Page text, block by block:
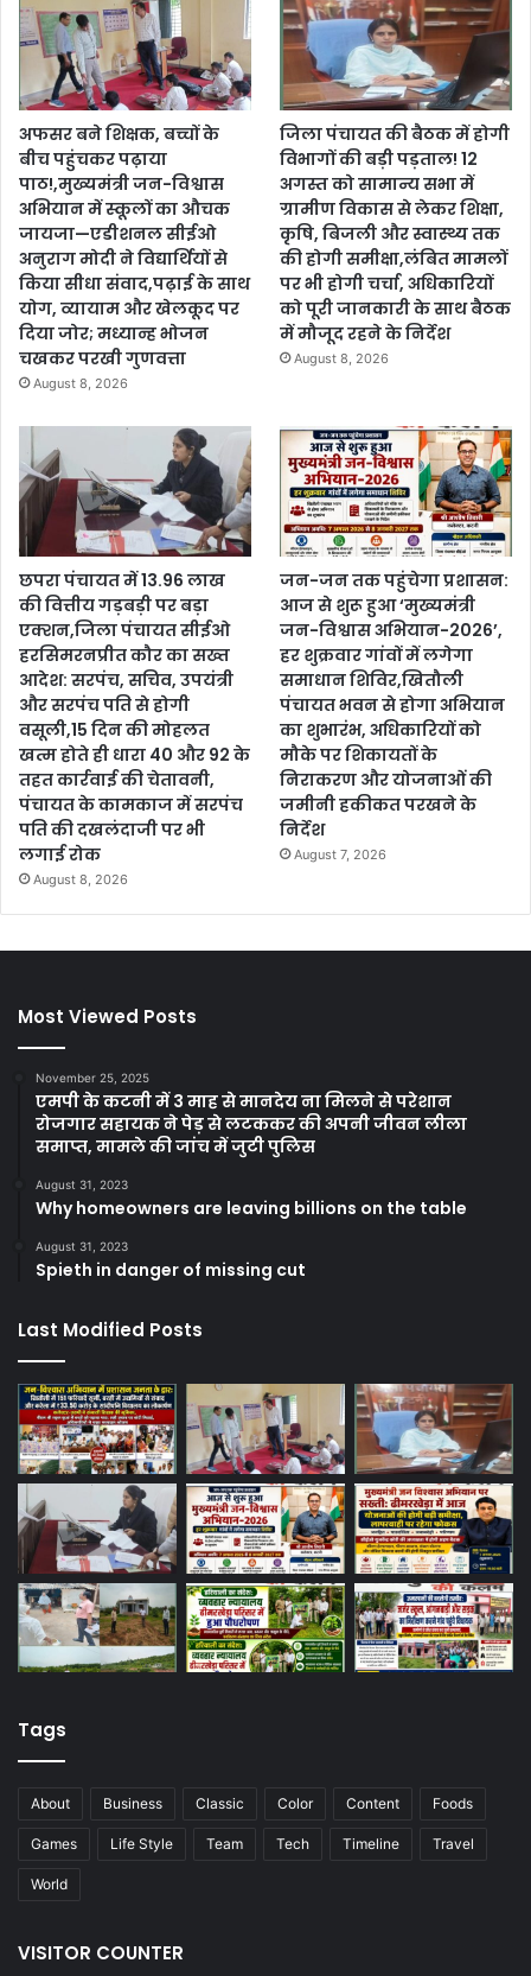
अफसर बने शिक्षक, बच्चों के
बीच पहुंचकर पढ़ाया
पाठ!,मुख्यमंत्री जन-विश्वास
अभियान में स्कूलों का औचक
जायजा—एडीशनल सीईओ
अनुराग मोदी ने विद्यार्थियों से
किया सीधा संवाद,पढ़ाई के साथ
योग, व्यायाम और खेलकूद पर
दिया जोर; मध्यान्ह भोजन
चखकर परखी गुणवत्ता
August 8, 2026
जिला पंचायत की बैठक में होगी
विभागों की बड़ी पड़ताल! 12
अगस्त को सामान्य सभा में
ग्रामीण विकास से लेकर शिक्षा,
कृषि, बिजली और स्वास्थ्य तक
की होगी समीक्षा,लंबित मामलों
पर भी होगी चर्चा, अधिकारियों
को पूरी जानकारी के साथ बैठक
में मौजूद रहने के निर्देश
August 8, 2026
छपरा पंचायत में 13.96 लाख
की वित्तीय गड़बड़ी पर बड़ा
एक्शन,जिला पंचायत सीईओ
हरसिमरनप्रीत कौर का सख्त
आदेश: सरपंच, सचिव, उपयंत्री
और सरपंच पति से होगी
वसूली,15 दिन की मोहलत
खत्म होते ही धारा 40 और 92 के
तहत कार्रवाई की चेतावनी,
पंचायत के कामकाज में सरपंच
पति की दखलंदाजी पर भी
लगाई रोक
August 8, 2026
जन-जन तक पहुंचेगा प्रशासन:
आज से शुरू हुआ ‘मुख्यमंत्री
जन-विश्वास अभियान-2026’,
हर शुक्रवार गांवों में लगेगा
समाधान शिविर,खितौली
पंचायत भवन से होगा अभियान
का शुभारंभ, अधिकारियों को
मौके पर शिकायतों के
निराकरण और योजनाओं की
जमीनी हकीकत परखने के
निर्देश
August 7, 2026
Most Viewed Posts
November 25, 2025
एमपी के कटनी में 3 माह से मानदेय ना मिलने से परेशान
रोजगार सहायक ने पेड़ से लटककर की अपनी जीवन लीला
समाप्त, मामले की जांच में जुटी पुलिस
August 31, 2023
Why homeowners are leaving billions on the table
August 31, 2023
Spieth in danger of missing cut
Last Modified Posts
Tags
About Business Classic Color Content Foods
Games Life Style Team Tech Timeline Travel
World
VISITOR COUNTER